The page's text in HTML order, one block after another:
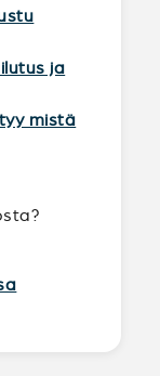
ja
mistä